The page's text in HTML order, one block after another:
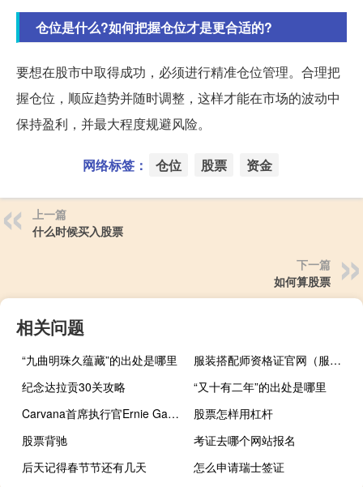
仓位是什么?如何把握仓位才是更合适的?
要想在股市中取得成功，必须进行精准仓位管理。合理把
握仓位，顺应趋势并随时调整，这样才能在市场的波动中
保持盈利，并最大程度规避风险。
网络标签： 仓位 股票 资金
上一篇
什么时候买入股票
下一篇
如何算股票
相关问题
“九曲明珠久蕴藏”的出处是哪里
服装搭配师资格证官网（服装搭配师资格证）
纪念达拉贡30关攻略
“又十有二年”的出处是哪里
Carvana首席执行官Ernie Garcia谈数据科学 技术投资和行业颠覆
股票怎样用杠杆
股票背驰
考证去哪个网站报名
后天记得春节节还有几天
怎么申请瑞士签证